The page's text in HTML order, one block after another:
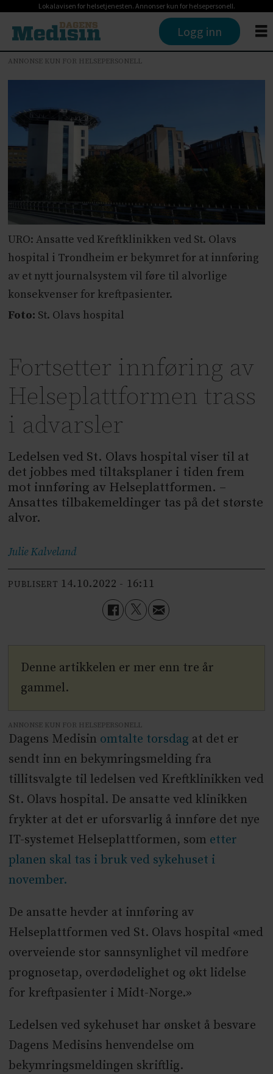
Lokalavisen for helsetjenesten. Annonser kun for helsepersonell.
Logg inn
ANNONSE KUN FOR HELSEPERSONELL
URO: Ansatte ved Kreftklinikken ved St. Olavs
hospital i Trondheim er bekymret for at innføring
av et nytt journalsystem vil føre til alvorlige
konsekvenser for kreftpasienter.
Foto: St. Olavs hospital
Fortsetter innføring av
Helseplattformen trass
i advarsler
Ledelsen ved St. Olavs hospital viser til at
det jobbes med tiltaksplaner i tiden frem
mot innføring av Helseplattformen. –
Ansattes tilbakemeldinger tas på det største
alvor.
JulieKalveland
PUBLISERT 14.10.2022 - 16:11
Denne artikkelen er mer enn tre år
gammel.
ANNONSE KUN FOR HELSEPERSONELL
Dagens Medisin omtalte torsdag at det er
sendt inn en bekymringsmelding fra
tillitsvalgte til ledelsen ved Kreftklinikken ved
St. Olavs hospital. De ansatte ved klinikken
frykter at det er uforsvarlig å innføre det nye
IT-systemet Helseplattformen, som etter
planen skal tas i bruk ved sykehuset i
november.
De ansatte hevder at innføring av
Helseplattformen ved St. Olavs hospital «med
overveiende stor sannsynlighet vil medføre
prognosetap, overdødelighet og økt lidelse
for kreftpasienter i Midt-Norge.»
Ledelsen ved sykehuset har ønsket å besvare
Dagens Medisins henvendelse om
bekymringsmeldingen skriftlig.